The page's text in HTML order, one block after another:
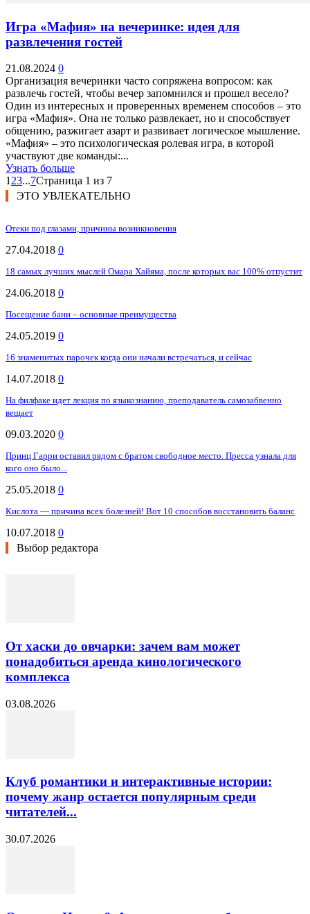
Игра «Мафия» на вечеринке: идея для
развлечения гостей
21.08.2024 0
Организация вечеринки часто сопряжена вопросом: как
развлечь гостей, чтобы вечер запомнился и прошел весело?
Один из интересных и проверенных временем способов – это
игра «Мафия». Она не только развлекает, но и способствует
общению, разжигает азарт и развивает логическое мышление.
«Мафия» – это психологическая ролевая игра, в которой
участвуют две команды:...
Узнать больше
1 23...7Страница 1 из 7
ЭТО УВЛЕКАТЕЛЬНО
Отеки под глазами, причины возникновения
27.04.2018 0
18 самых лучших мыслей Омара Хайяма, после которых вас 100% отпустит
24.06.2018 0
Посещение бани – основные преимущества
24.05.2019 0
16 знаменитых парочек когда они начали встречаться, и сейчас
14.07.2018 0
На филфаке идет лекция по языкознанию, преподаватель самозабвенно
вещает
09.03.2020 0
Принц Гарри оставил рядом с братом свободное место. Пресса узнала для
кого оно было...
25.05.2018 0
Кислота — причина всех болезней! Вот 10 способов восстановить баланс
10.07.2018 0
Выбор редактора
От хаски до овчарки: зачем вам может
понадобиться аренда кинологического
комплекса
03.08.2026
Клуб романтики и интерактивные истории:
почему жанр остается популярным среди
читателей...
30.07.2026